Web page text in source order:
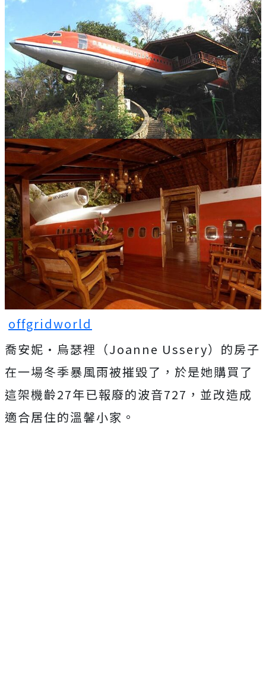
offgridworld
喬安妮·烏瑟裡（Joanne Ussery）的房子
在一場冬季暴風雨被摧毀了，於是她購買了
這架機齡27年已報廢的波音727，並改造成
適合居住的溫馨小家。